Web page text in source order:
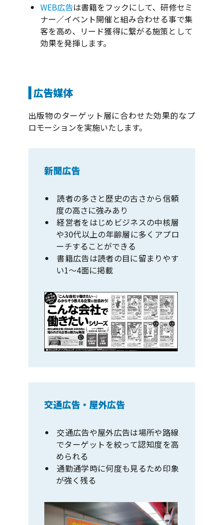
WEB広告は書籍をフックにして、研修セミ
ナー／イベント開催と組み合わせる事で集
客を高め、リード獲得に繋がる施策として
効果を発揮します。
広告媒体
出版物のターゲット層に合わせた効果的なプ
ロモーションを実施いたします。
新聞広告
読者の多さと歴史の古さから信頼
度の高さに強みあり
経営者をはじめビジネスの中核層
や30代以上の年齢層に多くアプロ
ーチすることができる
書籍広告は読者の目に留まりやす
い1～4面に掲載
交通広告・屋外広告
交通広告や屋外広告は場所や路線
でターゲットを絞って認知度を高
められる
通勤通学時に何度も見るため印象
が強く残る